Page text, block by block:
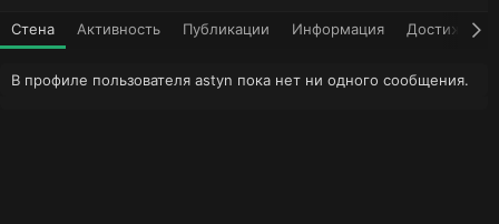
Стена Активность Публикации Информация Достижения
В профиле пользователя astyn пока нет ни одного сообщения.